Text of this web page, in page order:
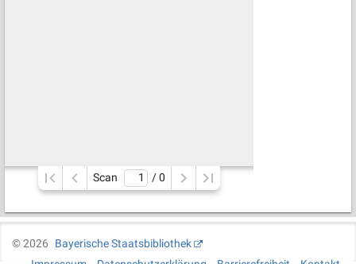
Scan / 0
©2026
Bayerische Staatsbibliothek